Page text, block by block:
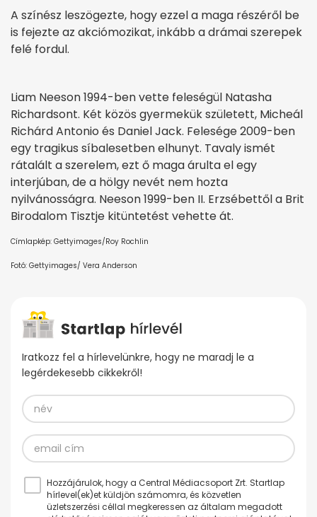
A színész leszögezte, hogy ezzel a maga részéről be
is fejezte az akciómozikat, inkább a drámai szerepek
felé fordul.
Liam Neeson 1994-ben vette feleségül Natasha
Richardsont. Két közös gyermekük született, Micheál
Richárd Antonio és Daniel Jack. Felesége 2009-ben
egy tragikus síbalesetben elhunyt. Tavaly ismét
rátalált a szerelem, ezt ő maga árulta el egy
interjúban, de a hölgy nevét nem hozta
nyilvánosságra. Neeson 1999-ben II. Erzsébettől a Brit
Birodalom Tisztje kitüntetést vehette át.
Címlapkép: Gettyimages/Roy Rochlin
Fotó: Gettyimages/ Vera Anderson
Iratkozz fel a hírlevelünkre, hogy ne maradj le a
legérdekesebb cikkekről!
Hozzájárulok, hogy a Central Médiacsoport Zrt. Startlap
hírlevel(ek)et küldjön számomra, és közvetlen
üzletszerzési céllal megkeressen az általam megadott